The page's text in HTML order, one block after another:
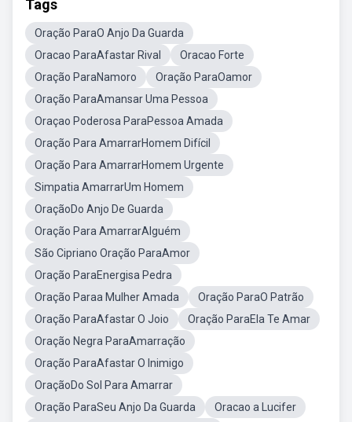
Tags
Oração ParaO Anjo Da Guarda
Oracao ParaAfastar Rival
Oracao Forte
Oração ParaNamoro
Oração ParaOamor
Oração ParaAmansar Uma Pessoa
Oraçao Poderosa ParaPessoa Amada
Oração Para AmarrarHomem Difícil
Oração Para AmarrarHomem Urgente
Simpatia AmarrarUm Homem
OraçãoDo Anjo De Guarda
Oração Para AmarrarAlguém
São Cipriano Oração ParaAmor
Oração ParaEnergisa Pedra
Oração Paraa Mulher Amada
Oração ParaO Patrão
Oração ParaAfastar O Joio
Oração ParaEla Te Amar
Oração Negra ParaAmarração
Oração ParaAfastar O Inimigo
OraçãoDo Sol Para Amarrar
Oração ParaSeu Anjo Da Guarda
Oracao a Lucifer